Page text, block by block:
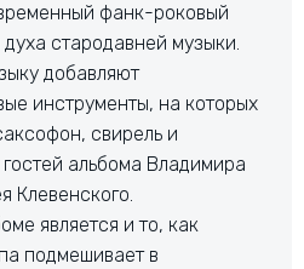
фанк-роковый
стародавней музыки.
добавляют
инструменты, на которых
свирель и
альбома Владимира
Клевенского.
является и то, как
подмешивает в